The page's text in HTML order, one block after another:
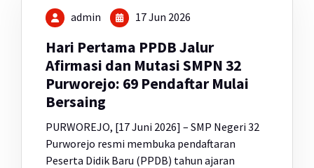
admin 17 Jun 2026
Hari Pertama PPDB Jalur
Afirmasi dan Mutasi SMPN 32
Purworejo: 69 Pendaftar Mulai
Bersaing
PURWOREJO, [17 Juni 2026] – SMP Negeri 32
Purworejo resmi membuka pendaftaran
Peserta Didik Baru (PPDB) tahun ajaran